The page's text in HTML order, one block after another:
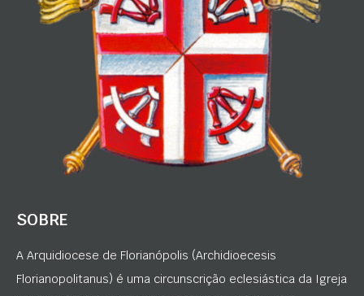
SOBRE
A Arquidiocese de Florianópolis (Archidioecesis
Florianopolitanus) é uma circunscrição eclesiástica da Igreja